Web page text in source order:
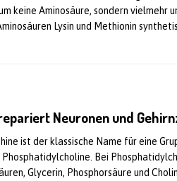
keine Aminosäure, sondern vielmehr
Lysin und Methionin
Neuronen und
ist der klassische Name für eine
Bei
Glycerin, Phosphorsäure und Cholin